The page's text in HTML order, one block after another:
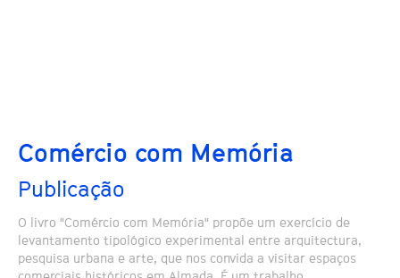
Comércio com Memória
Publicação
O livro "Comércio com Memória" propõe um exercício de
levantamento tipológico experimental entre arquitectura,
pesquisa urbana e arte, que nos convida a visitar espaços